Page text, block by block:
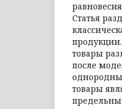
Статья
товары
после
товары